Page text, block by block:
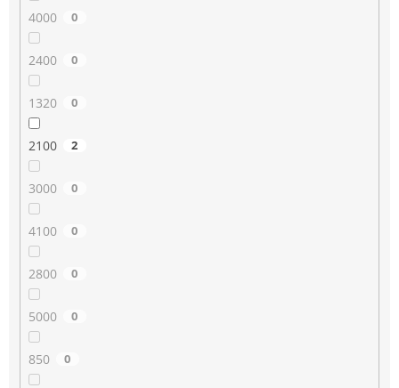
4000 0
2400 0
1320 0
2100 2
3000 0
4100 0
2800 0
5000 0
850 0